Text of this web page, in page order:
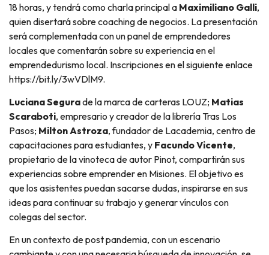
18 horas, y tendrá como charla principal a Maximiliano Galli,
quien disertará sobre coaching de negocios. La presentación
será complementada con un panel de emprendedores
locales que comentarán sobre su experiencia en el
emprendedurismo local. Inscripciones en el siguiente enlace
https://bit.ly/3wVDlM9.
Luciana Segurade la marca de carteras LOUZ; Matias
Scaraboti, empresario y creador de la librería Tras Los
Pasos; Milton Astroza, fundador de Lacademia, centro de
capacitaciones para estudiantes, y Facundo Vicente,
propietario de la vinoteca de autor Pinot, compartirán sus
experiencias sobre emprender en Misiones. El objetivo es
que los asistentes puedan sacarse dudas, inspirarse en sus
ideas para continuar su trabajo y generar vínculos con
colegas del sector.
En un contexto de post pandemia, con un escenario